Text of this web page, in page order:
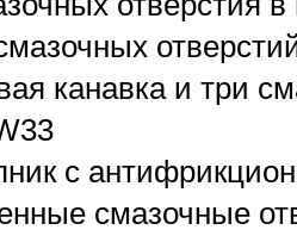
канавка и три
с
смазочные